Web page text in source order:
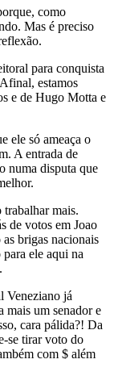
como
Mas é preciso
para conquista
estamos
e de Hugo Motta e
ele só ameaça o
A entrada de
numa disputa que
mais.
de votos em Joao
brigas nacionais
ele aqui na
Veneziano já
mais um senador e
cara pálida?! Da
se tirar voto do
com $ além